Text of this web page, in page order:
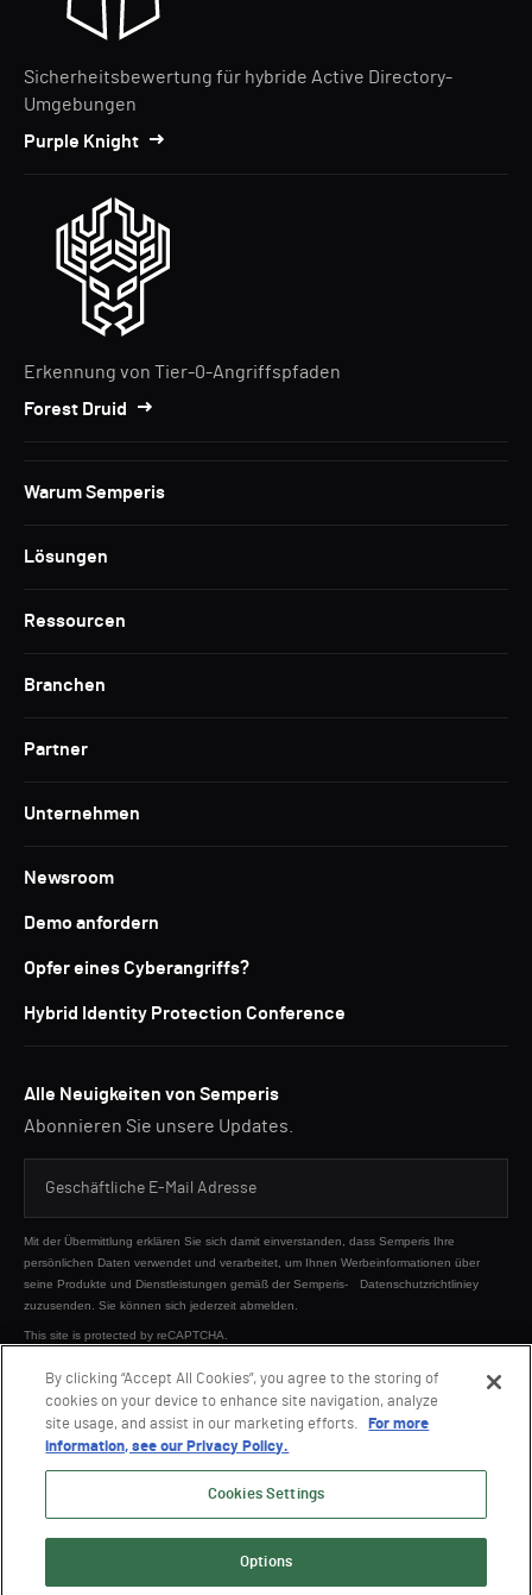
Sicherheitsbewertung für hybride Active Directory-
Umgebungen
Purple Knight
Erkennung von Tier-0-Angriffspfaden
Forest Druid
Warum Semperis
Lösungen
Ressourcen
Branchen
Partner
Unternehmen
Newsroom
Demo anfordern
Opfer eines Cyberangriffs?
Hybrid Identity Protection Conference
Alle Neuigkeiten von Semperis
Abonnieren Sie unsere Updates.
Mit der Übermittlung erklären Sie sich damit einverstanden, dass Semperis Ihre
persönlichen Daten verwendet und verarbeitet, um Ihnen Werbeinformationen über
seine Produkte und Dienstleistungen gemäß der Semperis-
Datenschutzrichtliniey
zuzusenden. Sie können sich jederzeit abmelden.
This site is protected by reCAPTCHA.
SENDEN
By clicking “Accept All Cookies”, you agree to the storing of
cookies on your device to enhance site navigation, analyze
site usage, and assist in our marketing efforts.
For more
information, see our Privacy Policy.
Cookies Settings
Options